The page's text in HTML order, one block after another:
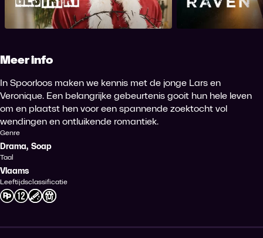
Meer info
In Spoorloos maken we kennis met de jonge Lars en
Veronique. Een belangrijke gebeurtenis gooit hun hele leven
om en plaatst hen voor een spannende zoektocht vol
wendingen en ontluikende romantiek.
Genre
Drama, Soap
Taal
Vlaams
Leeftijdsclassificatie